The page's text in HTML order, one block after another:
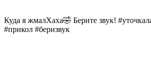
Куда я жмалХаха🤣 Берите звук!
#прикол #беризвук